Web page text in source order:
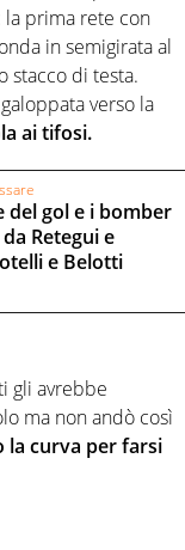
prima rete con
in semigirata al
stacco di testa.
verso la
ai tifosi.
del gol e i bomber
Retegui e
e Belotti
gli avrebbe
ma non andò così
la curva per farsi